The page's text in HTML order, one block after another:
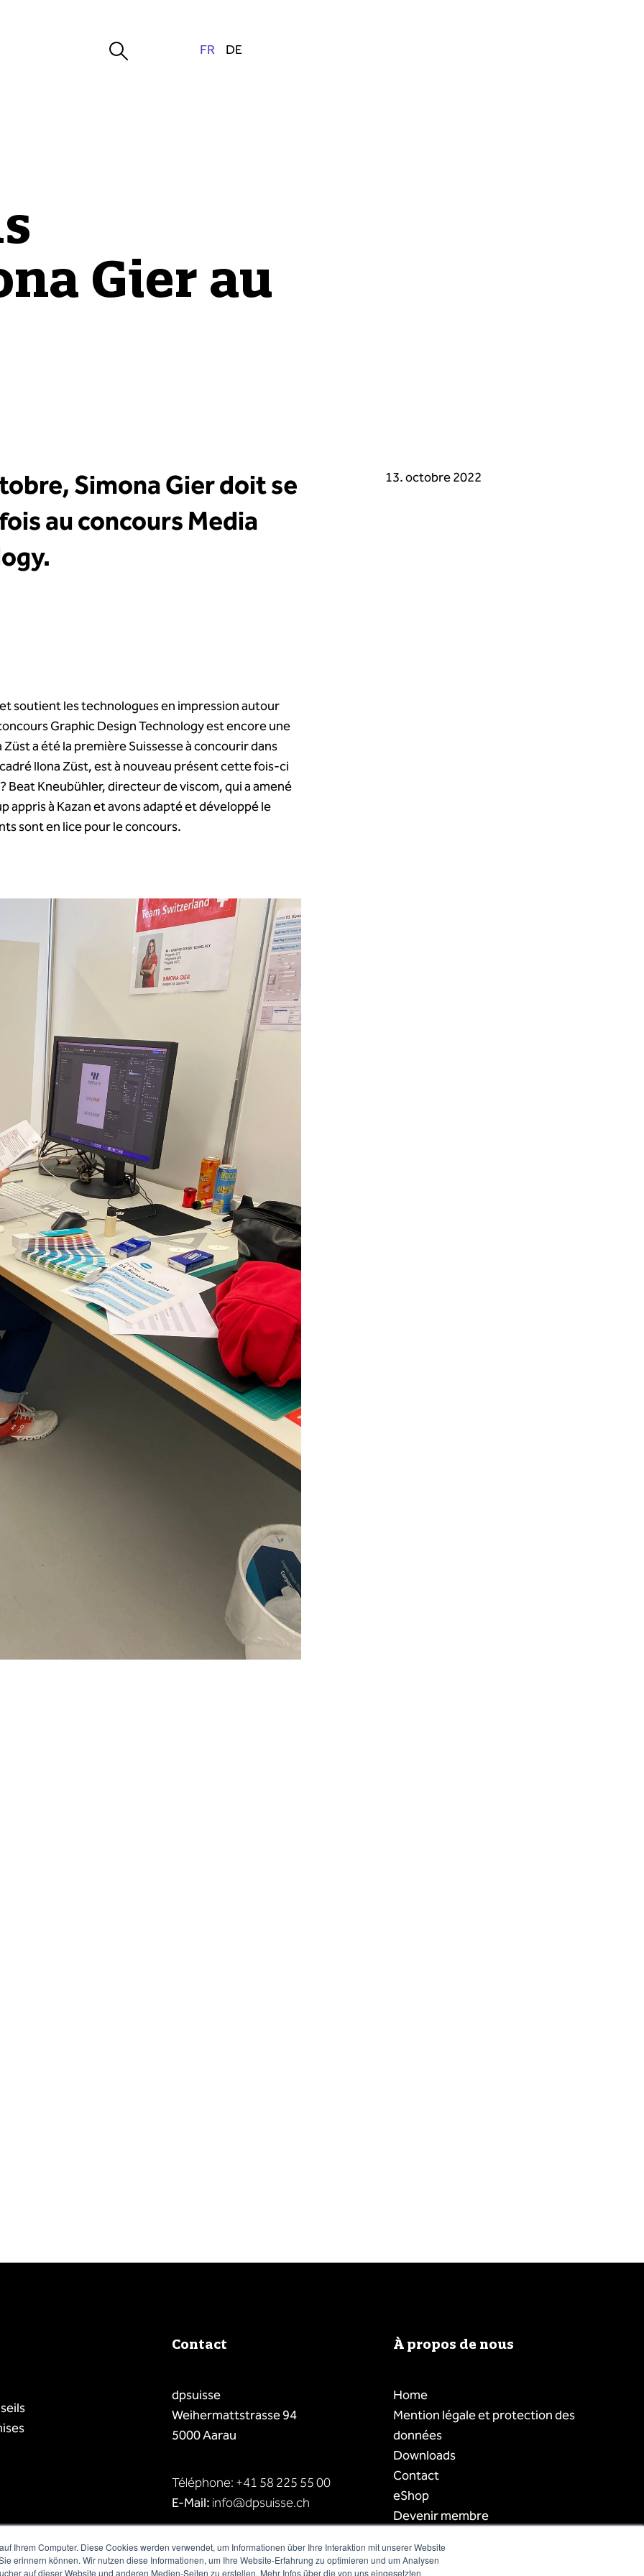
Ihrem Computer. Diese Cookies werden verwendet, um Informationen über Ihre Interaktion mit unserer Website
erinnern können. Wir nutzen diese Informationen, um Ihre Website-Erfahrung zu optimieren und um Analysen
auf dieser Website und anderen Medien-Seiten zu erstellen. Mehr Infos über die von uns eingesetzten
Gier au
Simona Gier doit se
au concours Media
soutient les technologues en impression autour
Graphic Design Technology est encore une
a été la première Suissesse à concourir dans
Ilona Züst, est à nouveau présent cette fois-ci
Kneubühler, directeur de viscom, qui a amené
appris à Kazan et avons adapté et développé le
sont en lice pour le concours.
13. octobre 2022
Contact
dpsuisse
Weihermattstrasse 94
5000 Aarau
Téléphone: +41 58 225 55 00
E-Mail: info@dpsuisse.ch
À propos de nous
Home
Mention légale et protection des
données
Downloads
Contact
eShop
Devenir membre
Liste des membres